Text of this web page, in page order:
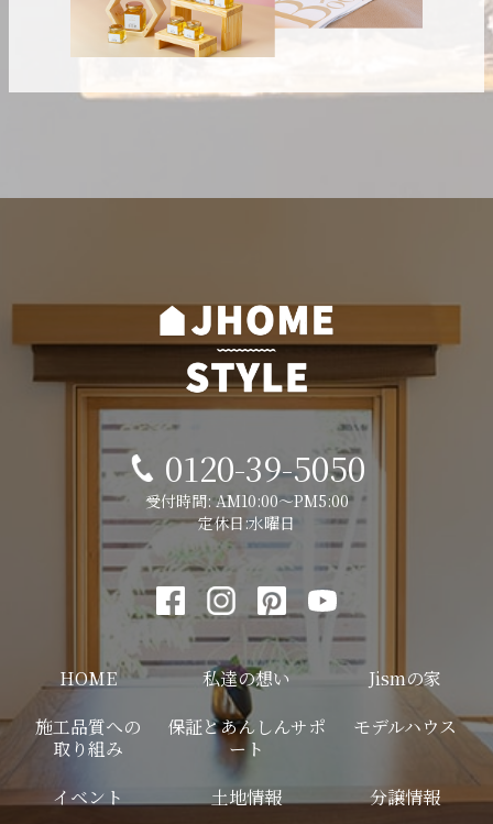
0120-39-5050
受付時間: AM10:00～PM5:00
定休日:水曜日
HOME 私達の想い
Jismの家
施工品質への
取り組み
保証とあんしんサポ
ート
モデルハウス
イベント 土地情報 分譲情報